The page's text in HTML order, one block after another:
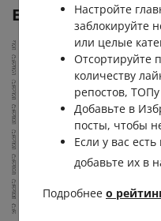
Еще от Москва 24
Настройте
заблокируйте
или целые
Отсортируйте
количеству
репостов,
Добавьте в
посты, чтобы
Если у вас
добавьте их в
Подробнее о